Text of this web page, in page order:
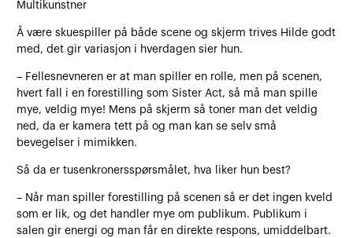
Multikunstner
Å være skuespiller på både scene og skjerm trives Hilde godt
med, det gir variasjon i hverdagen sier hun.
– Fellesnevneren er at man spiller en rolle, men på scenen,
hvert fall i en forestilling som Sister Act, så må man spille
mye, veldig mye! Mens på skjerm så toner man det veldig
ned, da er kamera tett på og man kan se selv små
bevegelser i mimikken.
Så da er tusenkronersspørsmålet, hva liker hun best?
– Når man spiller forestilling på scenen så er det ingen kveld
som er lik, og det handler mye om publikum. Publikum i
salen gir energi og man får en direkte respons, umiddelbart.